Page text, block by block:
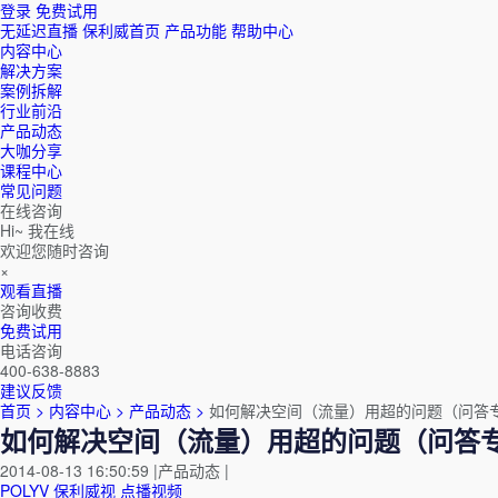
登录 免费试用
无延迟直播 保利威首页 产品功能 帮助中心
内容中心
解决方案
案例拆解
行业前沿
产品动态
大咖分享
课程中心
常见问题
在线咨询
Hi~ 我在线
欢迎您随时咨询
×
观看直播
咨询收费
免费试用
电话咨询
400-638-8883
建议反馈
首页 > 内容中心 > 产品动态 > 如何解决空间（流量）用超的问题（问答
如何解决空间（流量）用超的问题（问答
2014-08-13 16:50:59 |产品动态 |
POLYV 保利威视 点播视频